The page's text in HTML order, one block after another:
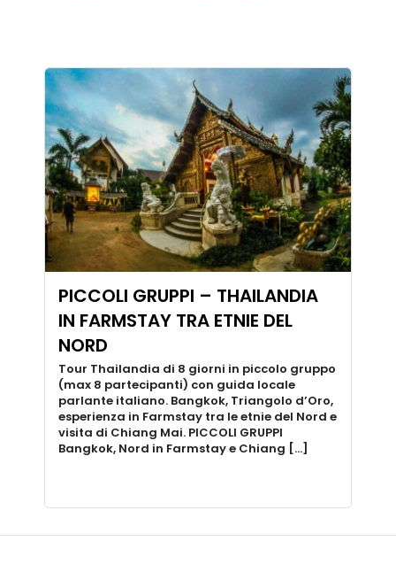
PICCOLI GRUPPI – THAILANDIA
IN FARMSTAY TRA ETNIE DEL
NORD
Tour Thailandia di 8 giorni in piccolo gruppo
(max 8 partecipanti) con guida locale
parlante italiano. Bangkok, Triangolo d’Oro,
esperienza in Farmstay tra le etnie del Nord e
visita di Chiang Mai. PICCOLI GRUPPI
Bangkok, Nord in Farmstay e Chiang […]